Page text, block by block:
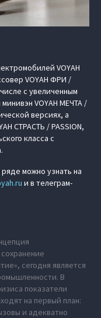
VOYAH
VOYAH ФРИ /
с увеличенным
VOYAH МЕЧТА /
версиях, а
СТРАСТЬ / PASSION,
класса с
можно узнать на
и в телеграм-
сегодня является
В
показатели
на первый план:
и адекватно